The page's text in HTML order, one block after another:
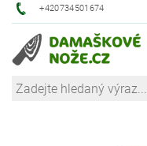
+420734501674